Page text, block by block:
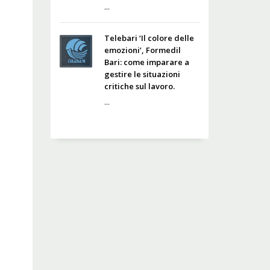
...
Telebari ‘Il colore delle
emozioni’, Formedil
Bari: come imparare a
gestire le situazioni
critiche sul lavoro.
...